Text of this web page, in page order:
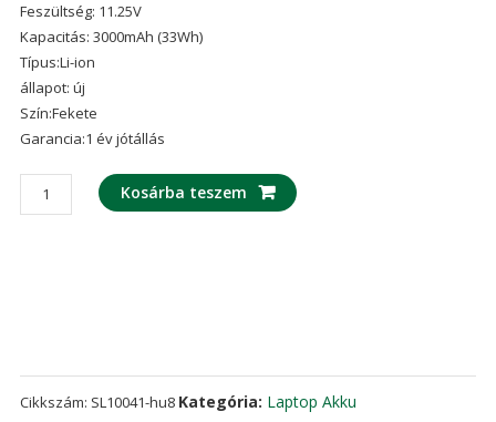
ből,
értékelés
alapján
Feszültség: 11.25V
Kapacitás: 3000mAh (33Wh)
Típus:Li-ion
állapot: új
Szín:Fekete
Garancia:1 év jótállás
laptop
akku/akkumulátor
Kosárba teszem
Cikkszám: SL10041-hu8 Kategória: Laptop Akku